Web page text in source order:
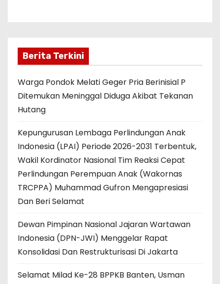
Berita Terkini
Warga Pondok Melati Geger Pria Berinisial P
Ditemukan Meninggal Diduga Akibat Tekanan
Hutang
Kepungurusan Lembaga Perlindungan Anak
Indonesia (LPAI) Periode 2026-2031 Terbentuk,
Wakil Kordinator Nasional Tim Reaksi Cepat
Perlindungan Perempuan Anak (Wakornas
TRCPPA) Muhammad Gufron Mengapresiasi
Dan Beri Selamat
Dewan Pimpinan Nasional Jajaran Wartawan
Indonesia (DPN-JWI) Menggelar Rapat
Konsolidasi Dan Restrukturisasi Di Jakarta
Selamat Milad Ke-28 BPPKB Banten, Usman